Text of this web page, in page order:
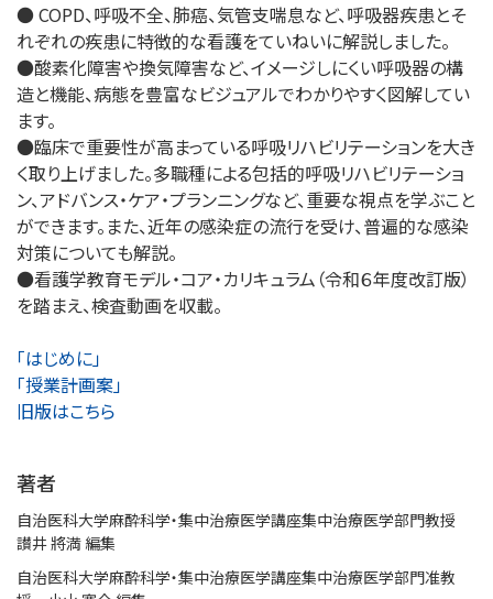
● COPD、呼吸不全、肺癌、気管支喘息など、呼吸器疾患とそ
れぞれの疾患に特徴的な看護をていねいに解説しました。
●酸素化障害や換気障害など、イメージしにくい呼吸器の構
造と機能、病態を豊富なビジュアルでわかりやすく図解してい
ます。
●臨床で重要性が高まっている呼吸リハビリテーションを大き
く取り上げました。多職種による包括的呼吸リハビリテーショ
ン、アドバンス・ケア・プランニングなど、重要な視点を学ぶこと
ができます。また、近年の感染症の流行を受け、普遍的な感染
対策についても解説。
●看護学教育モデル・コア・カリキュラム（令和６年度改訂版）
を踏まえ、検査動画を収載。
「はじめに」
「授業計画案」
旧版はこちら
著者
自治医科大学麻酔科学・集中治療医学講座集中治療医学部門教授
讃井 將満 編集
自治医科大学麻酔科学・集中治療医学講座集中治療医学部門准教